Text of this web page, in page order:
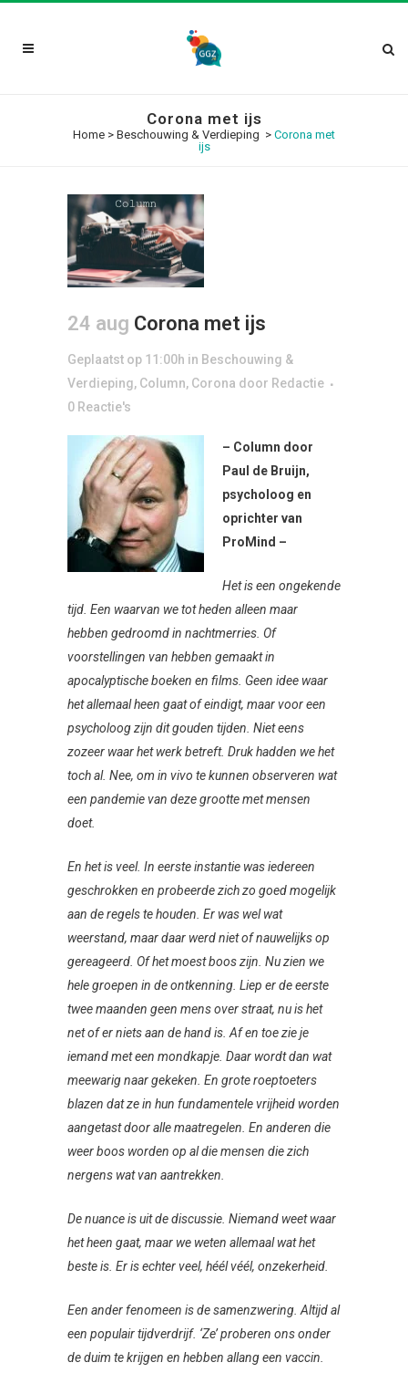
Corona met ijs
Home > Beschouwing & Verdieping > Corona met
ijs
24 aug Corona met ijs
Geplaatst op 11:00h in Beschouwing &
Verdieping, Column, Corona door Redactie
0 Reactie's
– Column door
Paul de Bruijn,
psycholoog en
oprichter van
ProMind –
Het is een ongekende
tijd. Een waarvan we tot heden alleen maar
hebben gedroomd in nachtmerries. Of
voorstellingen van hebben gemaakt in
apocalyptische boeken en films. Geen idee waar
het allemaal heen gaat of eindigt, maar voor een
psycholoog zijn dit gouden tijden. Niet eens
zozeer waar het werk betreft. Druk hadden we het
toch al. Nee, om in vivo te kunnen observeren wat
een pandemie van deze grootte met mensen
doet.
En het is veel. In eerste instantie was iedereen
geschrokken en probeerde zich zo goed mogelijk
aan de regels te houden. Er was wel wat
weerstand, maar daar werd niet of nauwelijks op
gereageerd. Of het moest boos zijn. Nu zien we
hele groepen in de ontkenning. Liep er de eerste
twee maanden geen mens over straat, nu is het
net of er niets aan de hand is. Af en toe zie je
iemand met een mondkapje. Daar wordt dan wat
meewarig naar gekeken. En grote roeptoeters
blazen dat ze in hun fundamentele vrijheid worden
aangetast door alle maatregelen. En anderen die
weer boos worden op al die mensen die zich
nergens wat van aantrekken.
De nuance is uit de discussie. Niemand weet waar
het heen gaat, maar we weten allemaal wat het
beste is. Er is echter veel, héél véél, onzekerheid.
Een ander fenomeen is de samenzwering. Altijd al
een populair tijdverdrijf. ‘Ze’ proberen ons onder
de duim te krijgen en hebben allang een vaccin.